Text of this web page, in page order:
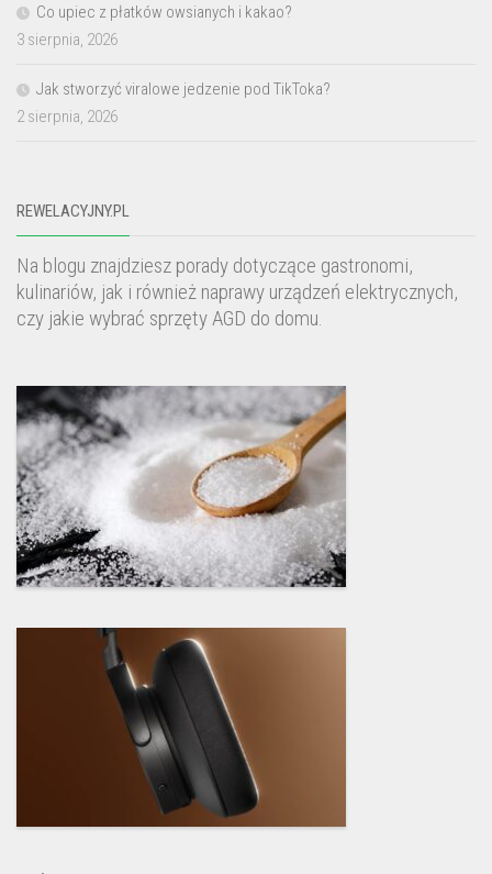
Co upiec z płatków owsianych i kakao?
3 sierpnia, 2026
Jak stworzyć viralowe jedzenie pod TikToka?
2 sierpnia, 2026
REWELACYJNY.PL
Na blogu znajdziesz porady dotyczące gastronomi,
kulinariów, jak i również naprawy urządzeń elektrycznych,
czy jakie wybrać sprzęty AGD do domu.